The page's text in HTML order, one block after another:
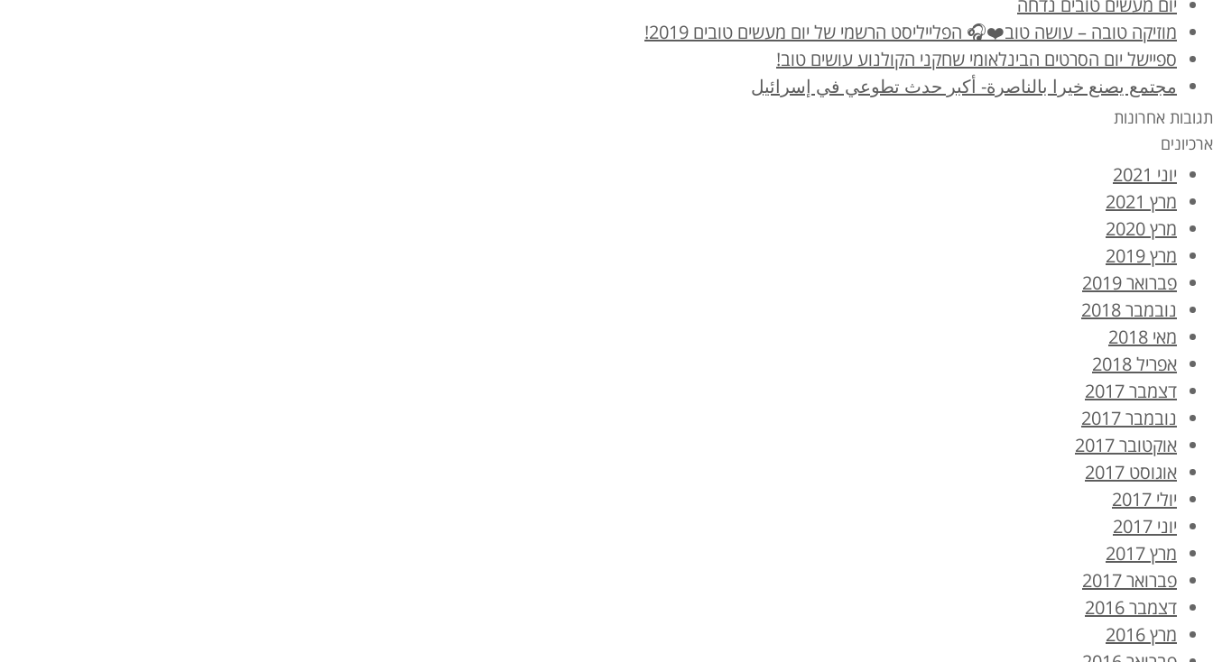
יום מעשים טובים נדחה
מוזיקה טובה – עושה טוב❤️🎧 הפלייליסט הרשמי של יום מעשים טובים 2019!
ספיישל יום הסרטים הבינלאומי שחקני הקולנוע עושים טוב!
مجتمع يصنع خيرا بالناصرة- أكبر حدث تطوعي في إسرائيل
תגובות אחרונות
ארכיונים
יוני 2021
מרץ 2021
מרץ 2020
מרץ 2019
פברואר 2019
נובמבר 2018
מאי 2018
אפריל 2018
דצמבר 2017
נובמבר 2017
אוקטובר 2017
אוגוסט 2017
יולי 2017
יוני 2017
מרץ 2017
פברואר 2017
דצמבר 2016
מרץ 2016